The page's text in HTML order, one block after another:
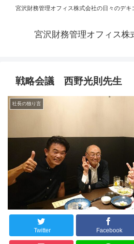
宮沢財務管理オフィス株式会社の日々のデキ
宮沢財務管理オフィス株
戦略会議 西野光則先生
社長の独り言
Twitter Facebook